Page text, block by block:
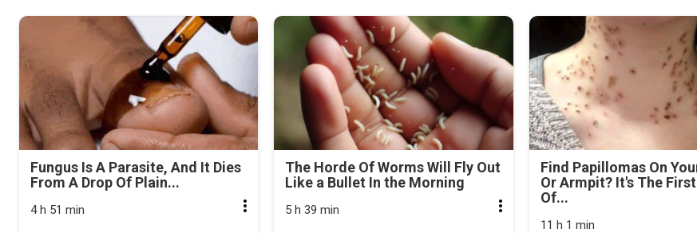
Fungus Is A Parasite, And It Dies
From A Drop Of Plain...
4 h 51 min
The Horde Of Worms Will Fly Out
Like a Bullet In the Morning
5 h 39 min
Find Papillomas On
Or Armpit? It's The
Of...
11 h 1 min